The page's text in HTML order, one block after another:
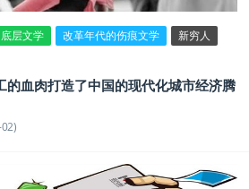
底层文学 改革年代的伤痕文学
新穷人
的血肉打造了中国的现代化城市经济腾